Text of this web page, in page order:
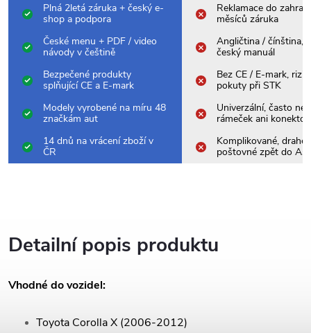
Plná 2letá záruka + český e-
shop a podpora
Reklamace do
měsíců záruka
České menu + PDF / video
návody v češtině
Angličtina / čínština,
český manuál
Bezpečené produkty
splňující CE a E-mark
Bez CE / E-mark,
pokuty při STK
Modely vyrobené na míru 48
značkám aut
Univerzální, často
rámeček ani konektor
14 dnů na vrácení zboží v
ČR
Komplikované, drahé
poštovné zpět do
Detailní popis produktu
Vhodné do vozidel:
Toyota Corolla X (2006-2012)